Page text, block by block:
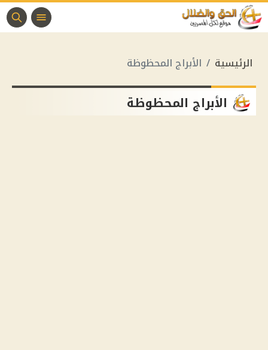
الرئيسية الأبراج المحظوظة
الأبراج المحظوظة